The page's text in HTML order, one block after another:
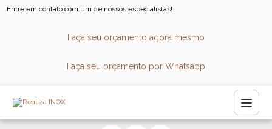
Entre em contato com um de nossos especialistas!
Faça seu orçamento agora mesmo
Faça seu orçamento por Whatsapp